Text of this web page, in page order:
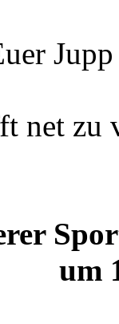
net zu
um